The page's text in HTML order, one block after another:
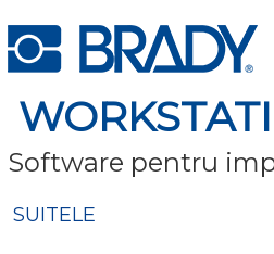
Software pentru
SUITELE